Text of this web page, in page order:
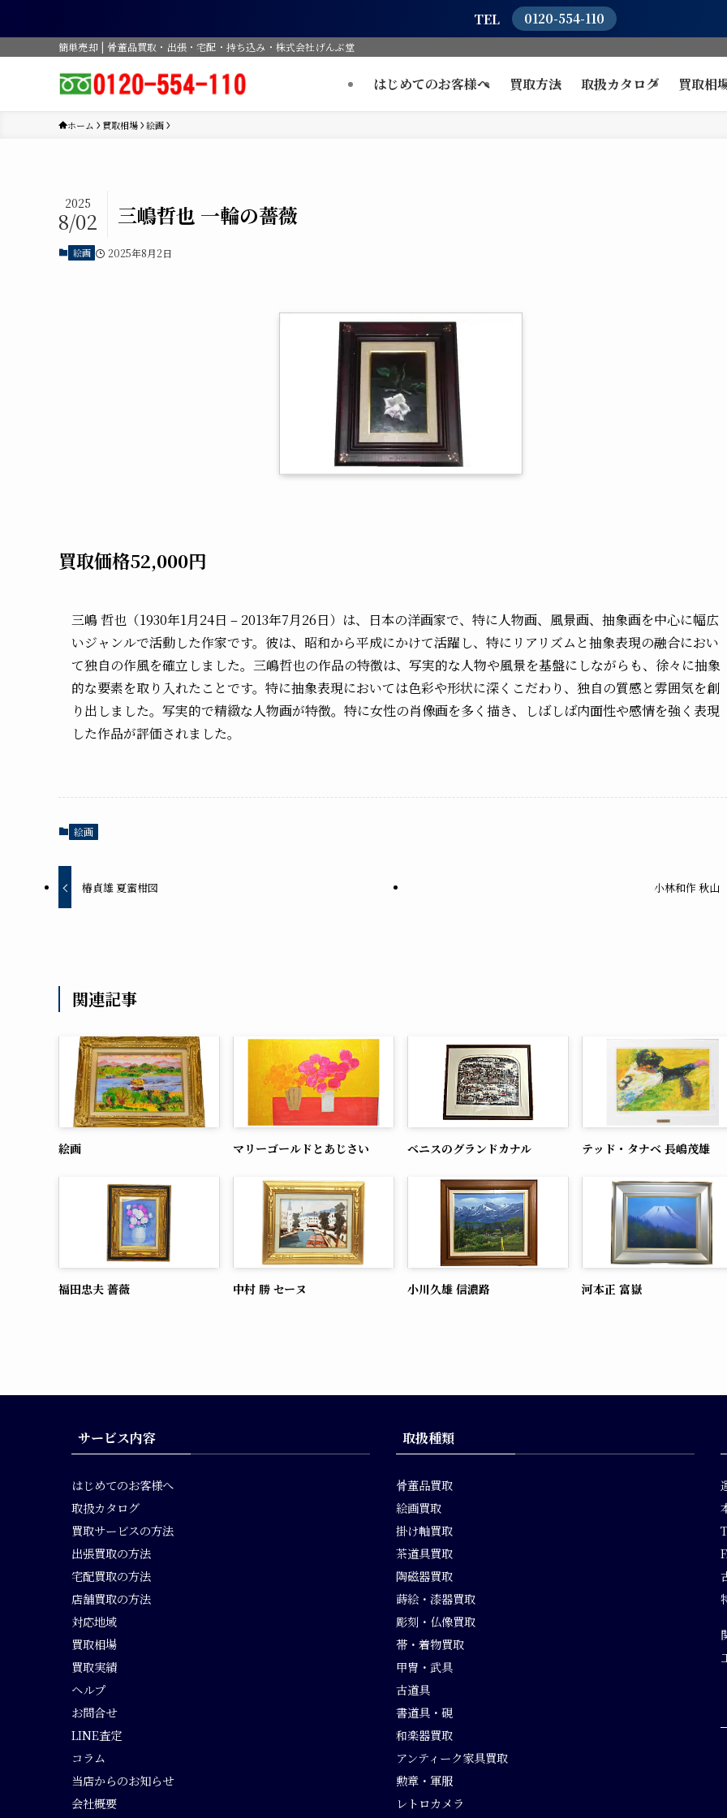
TEL 0120-554-110
簡単売却 | 骨董品買取・出張・宅配・持ち込み・株式会社げんぶ堂
はじめてのお客様へ 買取方法 取扱カタログ 買取相
ホーム 買取相場 絵画
三嶋哲也 一輪の薔薇
2025
8/02
絵画 2025年8月2日
買取価格52,000円
三嶋 哲也（1930年1月24日 – 2013年7月26日）は、日本の洋画家で、特に人物画、風景画、抽象画を中心に幅広
いジャンルで活動した作家です。彼は、昭和から平成にかけて活躍し、特にリアリズムと抽象表現の融合におい
て独自の作風を確立しました。三嶋哲也の作品の特徴は、写実的な人物や風景を基盤にしながらも、徐々に抽象
的な要素を取り入れたことです。特に抽象表現においては色彩や形状に深くこだわり、独自の質感と雰囲気を創
り出しました。写実的で精緻な人物画が特徴。特に女性の肖像画を多く描き、しばしば内面性や感情を強く表現
した作品が評価されました。
絵画
椿貞雄 夏蜜柑図 小林和作 秋山
関連記事
絵画 マリーゴールドとあじさい ベニスのグランドカナル テッド・タナベ 長嶋茂雄
福田忠夫 薔薇 中村 勝 セーヌ 小川久雄 信濃路 河本正 富嶽
サービス内容
はじめてのお客様へ
取扱カタログ
買取サービスの方法
出張買取の方法
宅配買取の方法
店舗買取の方法
対応地域
買取相場
買取実績
ヘルプ
お問合せ
LINE査定
コラム
当店からのお知らせ
会社概要
取扱種類
骨董品買取
絵画買取
掛け軸買取
茶道具買取
陶磁器買取
蒔絵・漆器買取
彫刻・仏像買取
帯・着物買取
甲冑・武具
古道具
書道具・硯
和楽器買取
アンティーク家具買取
勲章・軍服
レトロカメラ